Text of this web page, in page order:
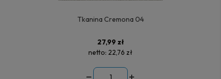
Tkanina Cremona 04
27,99 zł
netto: 22,76 zł